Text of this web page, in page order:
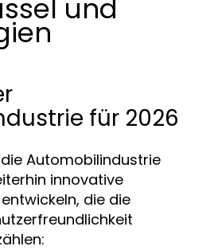
und
für 2026
Automobilindustrie
innovative
die die